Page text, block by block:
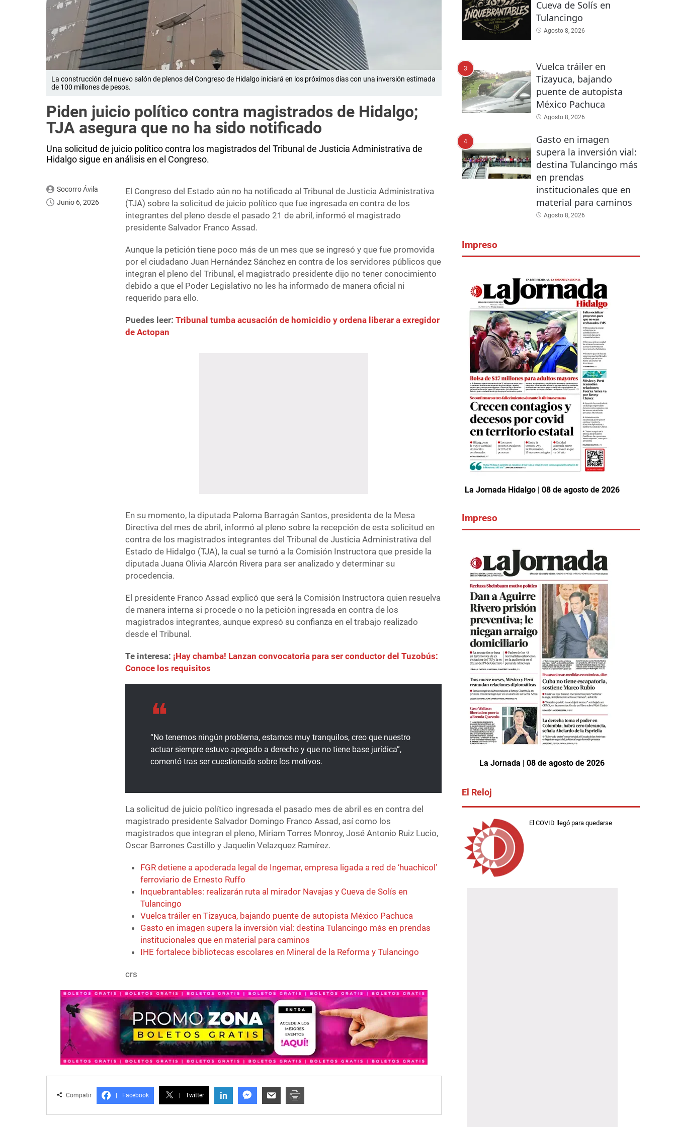
La construcción del nuevo salón de plenos del Congreso de Hidalgo iniciará en los próximos días con una inversión estimada
de 100 millones de pesos.
Piden juicio político contra magistrados de Hidalgo;
TJA asegura que no ha sido notificado
Una solicitud de juicio político contra los magistrados del Tribunal de Justicia Administrativa de
Hidalgo sigue en análisis en el Congreso.
Socorro Ávila
Junio 6, 2026
El Congreso del Estado aún no ha notificado al Tribunal de Justicia Administrativa
(TJA) sobre la solicitud de juicio político que fue ingresada en contra de los
integrantes del pleno desde el pasado 21 de abril, informó el magistrado
presidente Salvador Franco Assad.
Aunque la petición tiene poco más de un mes que se ingresó y que fue promovida
por el ciudadano Juan Hernández Sánchez en contra de los servidores públicos que
integran el pleno del Tribunal, el magistrado presidente dijo no tener conocimiento
debido a que el Poder Legislativo no les ha informado de manera oficial ni
requerido para ello.
Puedes leer:Tribunal tumba acusación de homicidio y ordena liberar a exregidor
de Actopan
En su momento, la diputada Paloma Barragán Santos, presidenta de la Mesa
Directiva del mes de abril, informó al pleno sobre la recepción de esta solicitud en
contra de los magistrados integrantes del Tribunal de Justicia Administrativa del
Estado de Hidalgo (TJA), la cual se turnó a la Comisión Instructora que preside la
diputada Juana Olivia Alarcón Rivera para ser analizado y determinar su
procedencia.
El presidente Franco Assad explicó que será la Comisión Instructora quien resuelva
de manera interna si procede o no la petición ingresada en contra de los
magistrados integrantes, aunque expresó su confianza en el trabajo realizado
desde el Tribunal.
Te interesa: ¡Hay chamba! Lanzan convocatoria para ser conductor del Tuzobús:
Conoce los requisitos
“No tenemos ningún problema, estamos muy tranquilos, creo que nuestro
actuar siempre estuvo apegado a derecho y que no tiene base jurídica”,
comentó tras ser cuestionado sobre los motivos.
La solicitud de juicio político ingresada el pasado mes de abril es en contra del
magistrado presidente Salvador Domingo Franco Assad, así como los
magistrados que integran el pleno, Miriam Torres Monroy, José Antonio Ruiz Lucio,
Oscar Barrones Castillo y Jaquelin Velazquez Ramírez.
FGR detiene a apoderada legal de Ingemar, empresa ligada a red de ‘huachicol’
ferroviario de Ernesto Ruffo
Inquebrantables: realizarán ruta al mirador Navajas y Cueva de Solís en
Tulancingo
Vuelca tráiler en Tizayuca, bajando puente de autopista México Pachuca
Gasto en imagen supera la inversión vial: destina Tulancingo más en prendas
institucionales que en material para caminos
IHE fortalece bibliotecas escolares en Mineral de la Reforma y Tulancingo
crs
Compatir Facebook Twitter in
Cueva de Solís en
Tulancingo
Agosto 8, 2026
3
Vuelca tráiler en
Tizayuca, bajando
puente de autopista
México Pachuca
Agosto 8, 2026
4
Gasto en imagen
supera la inversión vial:
destina Tulancingo más
en prendas
institucionales que en
material para caminos
Agosto 8, 2026
Impreso
La Jornada Hidalgo | 08 de agosto de 2026
Impreso
La Jornada | 08 de agosto de 2026
El Reloj
El COVID llegó para quedarse